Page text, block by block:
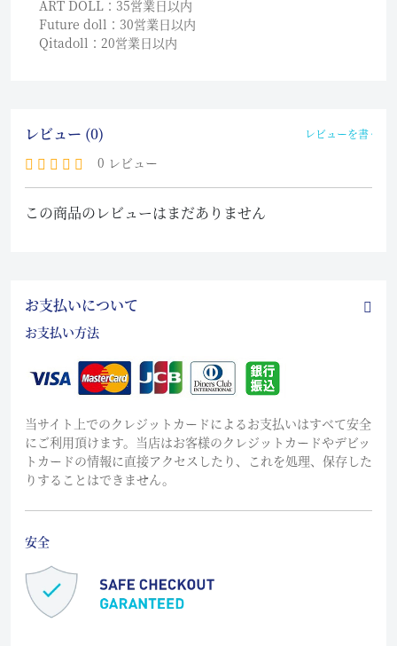
ART DOLL：35営業日以内
Future doll：30営業日以内
Qitadoll：20営業日以内
レビュー (0) レビューを書く
0 レビュー
この商品のレビューはまだありません
お支払いについて
お支払い方法
当サイト上でのクレジットカードによるお支払いはすべて安全
にご利用頂けます。当店はお客様のクレジットカードやデビッ
トカードの情報に直接アクセスしたり、これを処理、保存した
りすることはできません。
安全